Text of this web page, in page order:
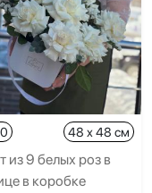
48 x 48 см
из 9 белых роз в
в коробке